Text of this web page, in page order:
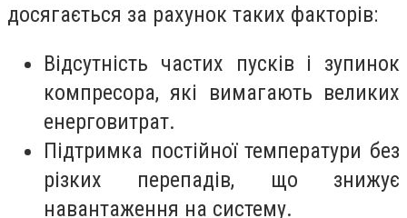
досягається за рахунок таких факторів:
Відсутність частих пусків і зупинок
компресора, які вимагають великих
енерговитрат.
Підтримка постійної температури без
різких перепадів, що знижує
навантаження на систему.